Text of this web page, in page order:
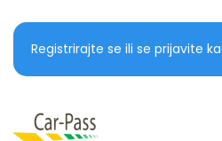
Registrirajte se ili se prijavite